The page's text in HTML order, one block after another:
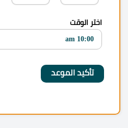
اختر الوقت